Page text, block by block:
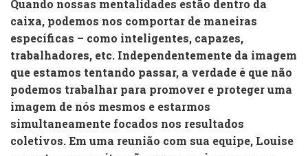
Quando nossas mentalidades estão dentro da
caixa, podemos nos comportar de maneiras
específicas – como inteligentes, capazes,
trabalhadores, etc. Independentemente da imagem
que estamos tentando passar, a verdade é que não
podemos trabalhar para promover e proteger uma
imagem de nós mesmos e estarmos
simultaneamente focados nos resultados
coletivos. Em uma reunião com sua equipe, Louise